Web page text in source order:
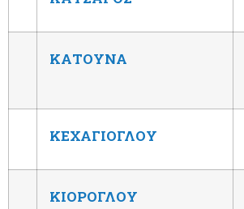
ΚΑΤΟΥΝΑ
ΚΕΧΑΓΙΟΓΛΟΥ
ΚΙΟΡΟΓΛΟΥ